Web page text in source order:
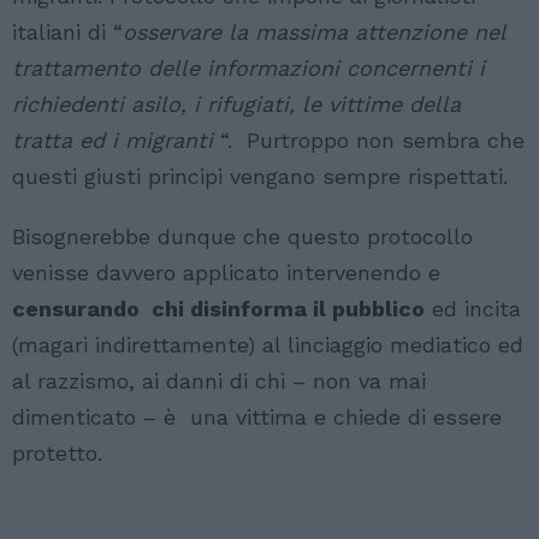
italiani di “osservare la massima attenzione nel
trattamento delle informazioni concernenti i
richiedenti asilo, i rifugiati, le vittime della
tratta ed i migranti“. Purtroppo non sembra che
questi giusti principi vengano sempre rispettati.
Bisognerebbe dunque che questo protocollo
venisse davvero applicato intervenendo e
censurando chi disinforma il pubblico ed incita
(magari indirettamente) al linciaggio mediatico ed
al razzismo, ai danni di chi – non va mai
dimenticato – è una vittima e chiede di essere
protetto.